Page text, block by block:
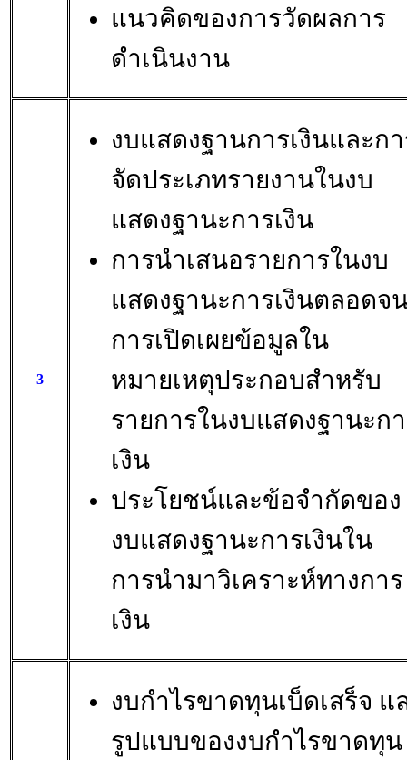
แนวคิดของการวัดผลการ
ดำเนินงาน
3
งบแสดงฐานการเงินและก
จัดประเภทรายงานในงบ
แสดงฐานะการเงิน
การนำเสนอรายการในงบ
แสดงฐานะการเงินตลอดจ
การเปิดเผยข้อมูลใน
หมายเหตุประกอบสำหรับ
รายการในงบแสดงฐานะก
เงิน
ประโยชน์และข้อจำกัดของ
งบแสดงฐานะการเงินใน
การนำมาวิเคราะห์ทางการ
เงิน
งบกำไรขาดทุนเบ็ดเสร็จ แ
รูปแบบของงบกำไรขาดทุน